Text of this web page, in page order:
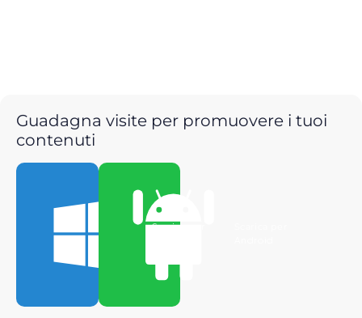
Guadagna visite per promuovere i tuoi
contenuti
Scarica per